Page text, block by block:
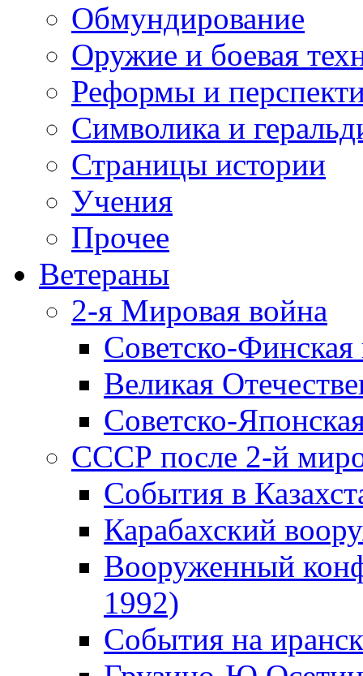
Обмундирование
Оружие и боевая
Реформы и
Символика и
Страницы истории
Учения
Прочее
Ветераны
2-я Мировая война
Советско-
Великая
Советско-
СССР после 2-й
События в
Карабахский
Вооруженный
1992)
События на